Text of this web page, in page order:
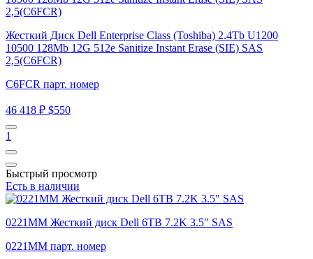
Жесткий Диск Dell Enterprise Class (Toshiba) 2.4Tb U1200
10500 128Mb 12G 512e Sanitize Instant Erase (SIE) SAS
2,5(C6FCR)
C6FCR парт. номер
46 418 ₽ $550
1
Быстрый просмотр
Есть в наличии
0221MM Жесткий диск Dell 6TB 7.2K 3.5" SAS
0221MM парт. номер